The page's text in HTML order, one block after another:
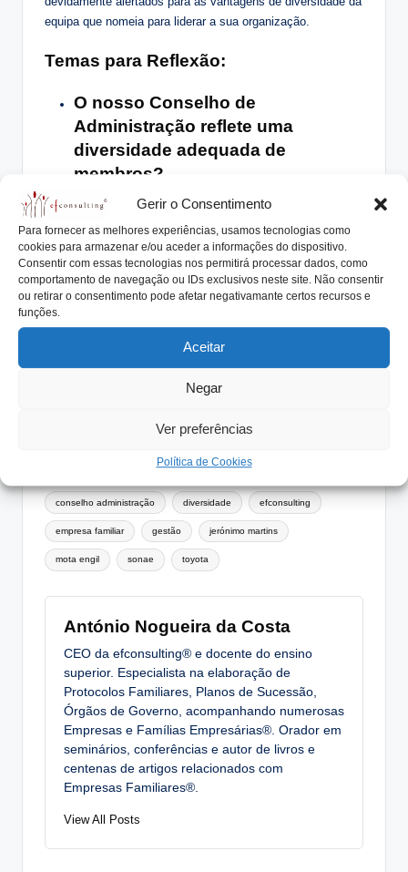
Gerir o Consentimento
Para fornecer as melhores experiências, usamos tecnologias como
cookies para armazenar e/ou aceder a informações do dispositivo.
Consentir com essas tecnologias nos permitirá processar dados, como
comportamento de navegação ou IDs exclusivos neste site. Não consentir
ou retirar o consentimento pode afetar negativamante certos recursos e
funções.
Aceitar
Negar
Ver preferências
Política de Cookies
equipa que nomeia para liderar a sua organização.
Temas para Reflexão:
O nosso Conselho de
Administração reflete uma
diversidade adequada de
membros?
Os acionistas estão conscientes
das vantagens duma
diversificação de
representatividade?
Que categorias deveríamos
considerar e refletir na equipa
gestora?
conselho administração diversidade efconsulting
empresa familiar gestão jerónimo martins
mota engil sonae toyota
António Nogueira da Costa
CEO da efconsulting® e docente do ensino
superior. Especialista na elaboração de
Protocolos Familiares, Planos de Sucessão,
Órgãos de Governo, acompanhando numerosas
Empresas e Famílias Empresárias®. Orador em
seminários, conferências e autor de livros e
centenas de artigos relacionados com
Empresas Familiares®.
View All Posts